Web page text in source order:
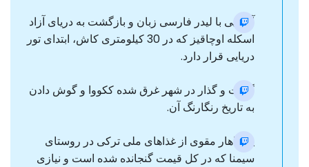
آشنایی با لیدر فارسی زبان و بازگشت به دریای آزاد
اسکله اوچاقیز که در 30 کیلومتری کاش، ابتدای تور
دریایی قرار دارد.
گشت و گذار در شهر غرق شده ککووا و گوش دادن
به تاریخ رنگارنگ آن.
یک ناهار مقوی از غذاهای ملی ترکی در روستای
سیمنا که در کل قیمت گنجانده شده است و نیازی